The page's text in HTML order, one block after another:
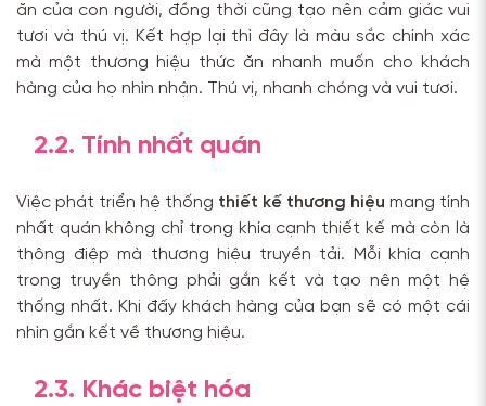
ăn của con người, đồng thời cũng tạo nên cảm giác vui
tươi và thú vị. Kết hợp lại thì đây là màu sắc chính xác
mà một thương hiệu thức ăn nhanh muốn cho khách
hàng của họ nhìn nhận. Thú vị, nhanh chóng và vui tươi.
2.2. Tính nhất quán
Việc phát triển hệ thống thiết kế thương hiệu mang tính
nhất quán không chỉ trong khía cạnh thiết kế mà còn là
thông điệp mà thương hiệu truyền tải. Mỗi khía cạnh
trong truyền thông phải gắn kết và tạo nên một hệ
thống nhất. Khi đấy khách hàng của bạn sẽ có một cái
nhìn gắn kết về thương hiệu.
2.3. Khác biệt hóa